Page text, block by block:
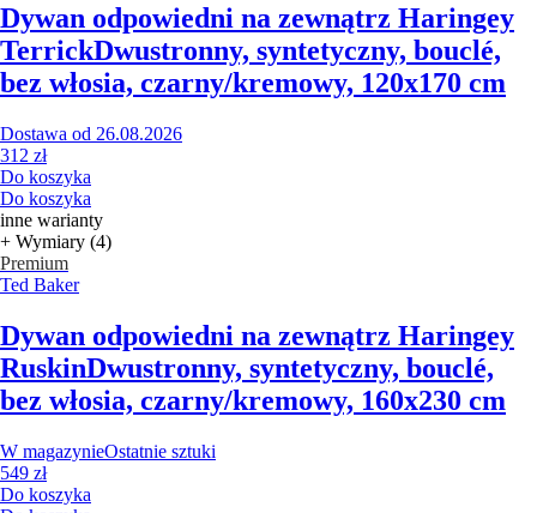
Dywan odpowiedni na zewnątrz Haringey
TerrickDwustronny, syntetyczny, bouclé,
bez włosia, czarny/kremowy, 120x170 cm
Dostawa od 26.08.2026
312 zł
Do koszyka
Do koszyka
inne warianty
+ Wymiary (4)
Premium
Ted Baker
Dywan odpowiedni na zewnątrz Haringey
RuskinDwustronny, syntetyczny, bouclé,
bez włosia, czarny/kremowy, 160x230 cm
W magazynieOstatnie sztuki
549 zł
Do koszyka